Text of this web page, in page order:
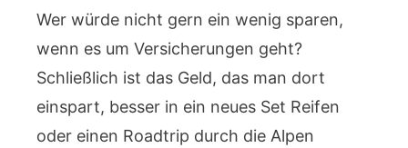
Wer würde nicht gern ein wenig sparen,
wenn es um Versicherungen geht?
Schließlich ist das Geld, das man dort
einspart, besser in ein neues Set Reifen
oder einen Roadtrip durch die Alpen